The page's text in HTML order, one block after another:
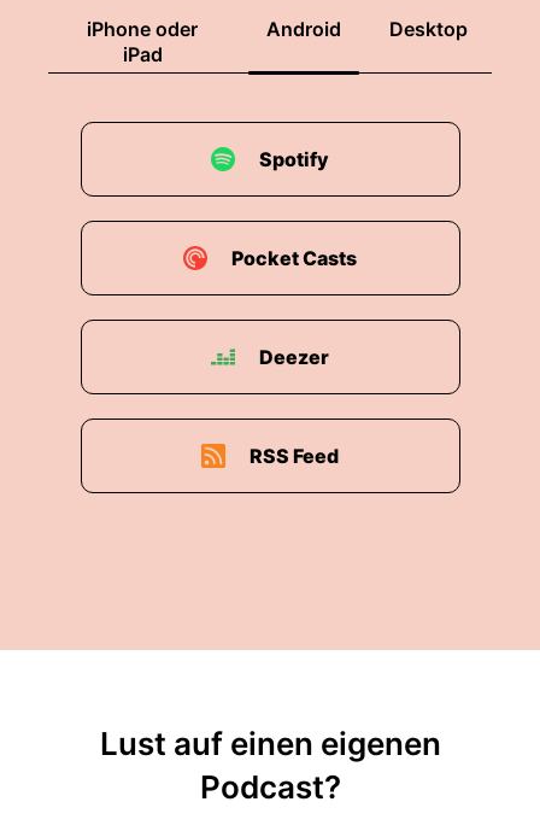
iPhone oder
iPad
Android Desktop
Spotify
Pocket Casts
Deezer
RSS Feed
Lust auf einen eigenen
Podcast?